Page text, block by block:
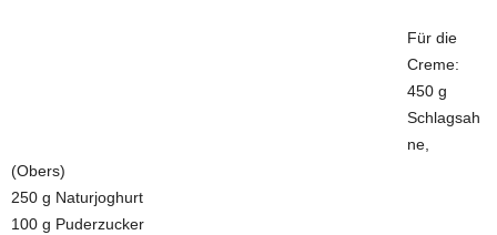
Für die
Creme:
450 g
Schlagsah
ne,
(Obers)
250 g Naturjoghurt
100 g Puderzucker